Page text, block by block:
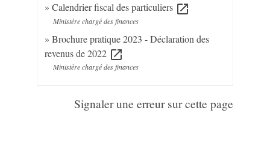
Calendrier fiscal des particuliers open_in_new
Ministère chargé des finances
Brochure pratique 2023 - Déclaration des
revenus de 2022 open_in_new
Ministère chargé des finances
Signaler une erreur sur cette page